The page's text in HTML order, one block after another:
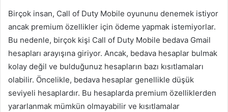
Birçok insan, Call of Duty Mobile oyununu denemek istiyor
ancak premium özellikler için ödeme yapmak istemiyorlar.
Bu nedenle, birçok kişi Call of Duty Mobile bedava Gmail
hesapları arayışına giriyor. Ancak, bedava hesaplar bulmak
kolay değil ve bulduğunuz hesapların bazı kısıtlamaları
olabilir. Öncelikle, bedava hesaplar genellikle düşük
seviyeli hesaplardır. Bu hesaplarda premium özelliklerden
yararlanmak mümkün olmayabilir ve kısıtlamalar